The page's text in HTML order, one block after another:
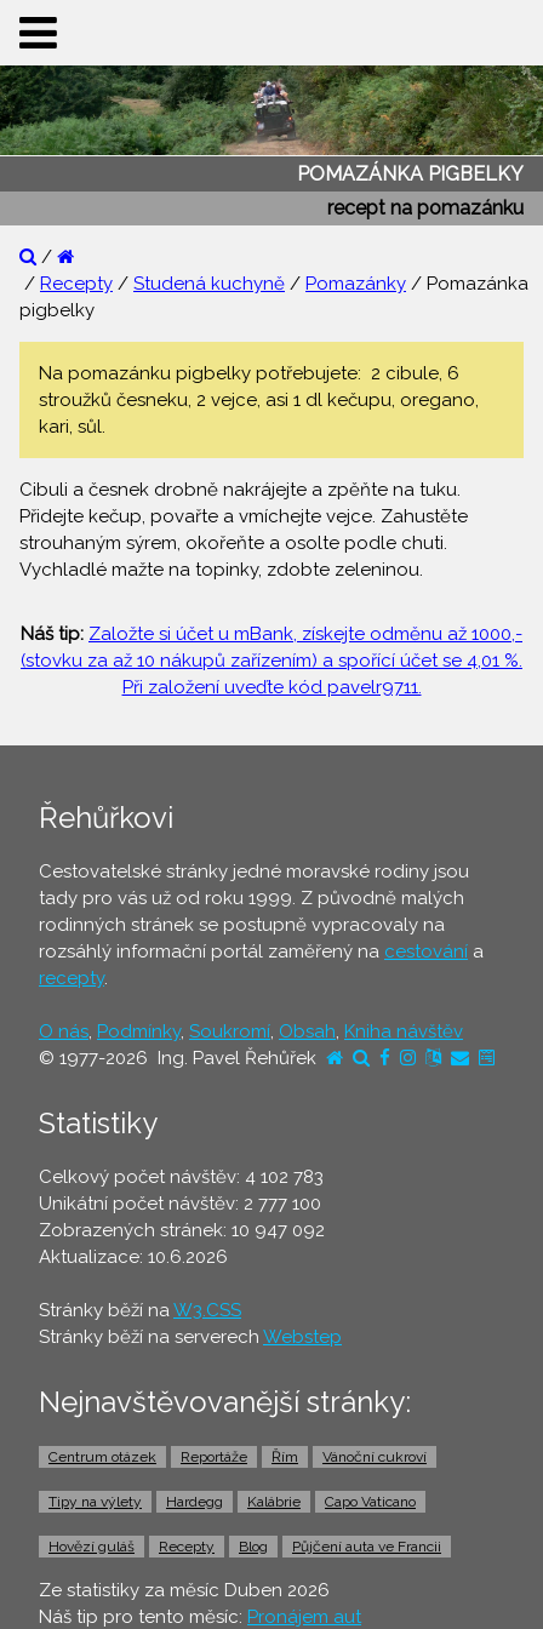
POMAZÁNKA PIGBELKY
recept na pomazánku
/
/ Recepty / Studená kuchyně / Pomazánky / Pomazánka
pigbelky
Na pomazánku pigbelky potřebujete: 2 cibule, 6
stroužků česneku, 2 vejce, asi 1 dl kečupu, oregano,
kari, sůl.
Cibuli a česnek drobně nakrájejte a zpěňte na tuku.
Přidejte kečup, povařte a vmíchejte vejce. Zahustěte
strouhaným sýrem, okořeňte a osolte podle chuti.
Vychladlé mažte na topinky, zdobte zeleninou.
Náš tip: Založte si účet u mBank, získejte odměnu až 1000,-
(stovku za až 10 nákupů zařízením) a spořící účet se 4,01 %.
Při založení uveďte kód pavelr9711.
Řehůřkovi
Cestovatelské stránky jedné moravské rodiny jsou
tady pro vás už od roku 1999. Z původně malých
rodinných stránek se postupně vypracovaly na
rozsáhlý informační portál zaměřený na cestování a
recepty.
O nás, Podmínky, Soukromí, Obsah, Kniha návštěv
© 1977-2026 Ing. Pavel Řehůřek
Statistiky
Celkový počet návštěv: 4 102 783
Unikátní počet návštěv: 2 777 100
Zobrazených stránek: 10 947 092
Aktualizace: 10.6.2026
Stránky běží naW3.CSS
Stránky běží na serverech Webstep
Nejnavštěvovanější stránky:
Centrum otázek Reportáže Řím Vánoční cukroví
Tipy na výlety Hardegg Kalábrie Capo Vaticano
Hovězí guláš Recepty Blog Půjčení auta ve Francii
Ze statistiky za měsíc Duben 2026
Náš tip pro tento měsíc: Pronájem aut